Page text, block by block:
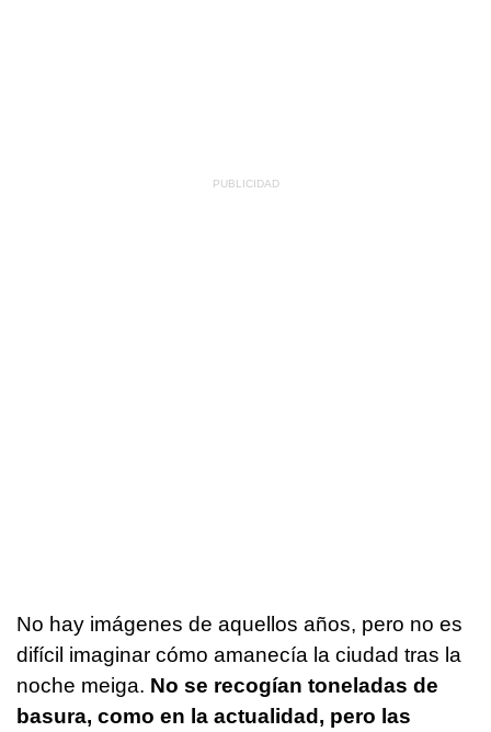
No hay imágenes de aquellos años, pero no es
difícil imaginar cómo amanecía la ciudad tras la
noche meiga. No se recogían toneladas de
basura, como en la actualidad, pero las